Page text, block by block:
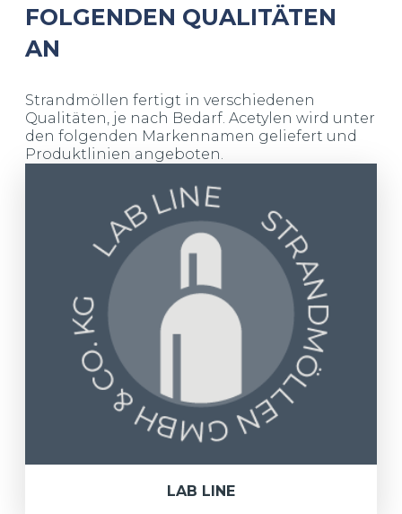
FOLGENDEN QUALITÄTEN
AN
Strandmöllen fertigt in verschiedenen
Qualitäten, je nach Bedarf. Acetylen wird unter
den folgenden Markennamen geliefert und
Produktlinien angeboten.
LAB LINE